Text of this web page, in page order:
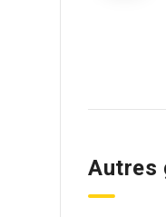
Autres